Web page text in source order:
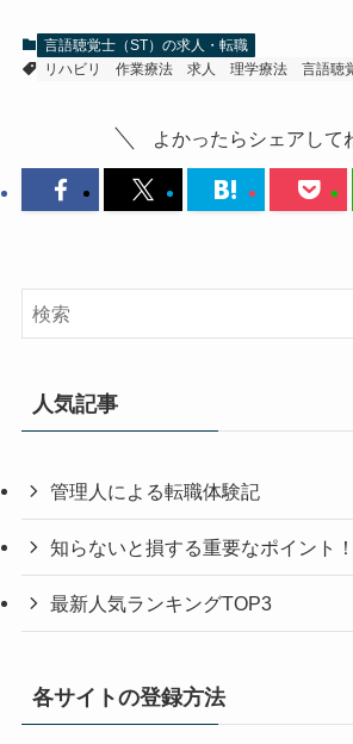
言語聴覚士（ST）の求人・転職
リハビリ
作業療法 求人 理学療法 言語聴
よかったらシェアして
人気記事
管理人による転職体験記
知らないと損する重要なポイント！
最新人気ランキングTOP3
各サイトの登録方法